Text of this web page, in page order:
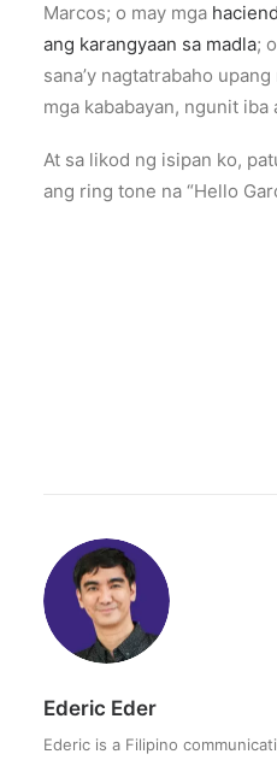
Marcos; o may mga
ang karangyaan sa madla;
sana’y nagtatrabaho
mga kababayan, ngunit iba
At sa likod ng isipan ko,
ang ring tone na “Hello
Ederic Eder
Ederic is a Filipino